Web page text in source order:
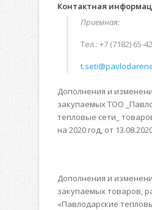
Контактная
Приемная:
Тел.: +7 (7182) 65-
Дополнения и
закупаемых ТОО
тепловые сети_
на 2020 год, от
Дополнения и
закупаемых товаров,
«Павлодарские